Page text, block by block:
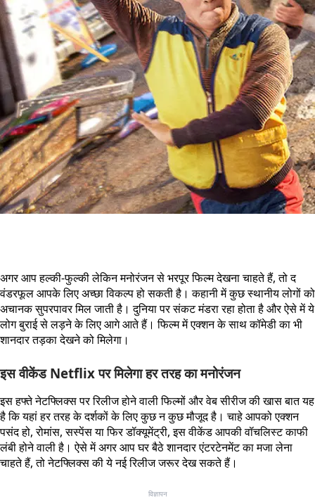
अगर आप हल्की-फुल्की लेकिन मनोरंजन से भरपूर फिल्म देखना चाहते हैं, तो द
वंडरफूल आपके लिए अच्छा विकल्प हो सकती है। कहानी में कुछ स्थानीय लोगों को
अचानक सुपरपावर मिल जाती है। दुनिया पर संकट मंडरा रहा होता है और ऐसे में ये
लोग बुराई से लड़ने के लिए आगे आते हैं। फिल्म में एक्शन के साथ कॉमेडी का भी
शानदार तड़का देखने को मिलेगा।
इस वीकेंड Netflix पर मिलेगा हर तरह का मनोरंजन
इस हफ्ते नेटफ्लिक्स पर रिलीज होने वाली फिल्मों और वेब सीरीज की खास बात यह
है कि यहां हर तरह के दर्शकों के लिए कुछ न कुछ मौजूद है। चाहे आपको एक्शन
पसंद हो, रोमांस, सस्पेंस या फिर डॉक्यूमेंट्री, इस वीकेंड आपकी वॉचलिस्ट काफी
लंबी होने वाली है। ऐसे में अगर आप घर बैठे शानदार एंटरटेनमेंट का मजा लेना
चाहते हैं, तो नेटफ्लिक्स की ये नई रिलीज जरूर देख सकते हैं।
विज्ञापन